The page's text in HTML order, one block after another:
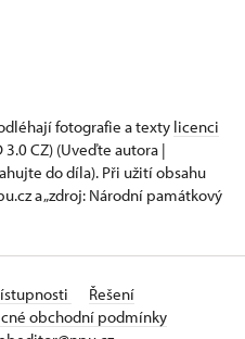
fotografie a texty licenci
3.0 CZ) (Uveďte autora |
do díla). Při užití obsahu
a „zdroj: Národní památkový
Řešení
obchodní podmínky